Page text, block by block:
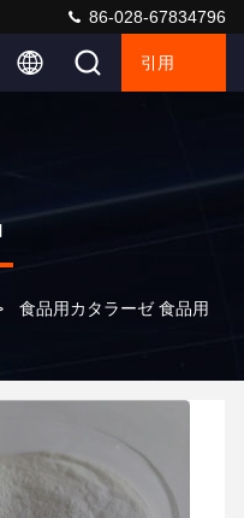
86-028-67834796
引用
食品用カタラーゼ 食品用